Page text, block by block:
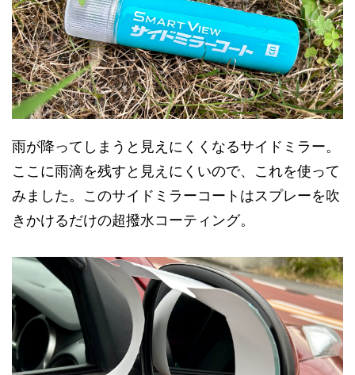
雨が降ってしまうと見えにくくなるサイドミラー。
ここに雨滴を残すと見えにくいので、これを使って
みました。このサイドミラーコートはスプレーを吹
きかけるだけの超撥水コーティング。